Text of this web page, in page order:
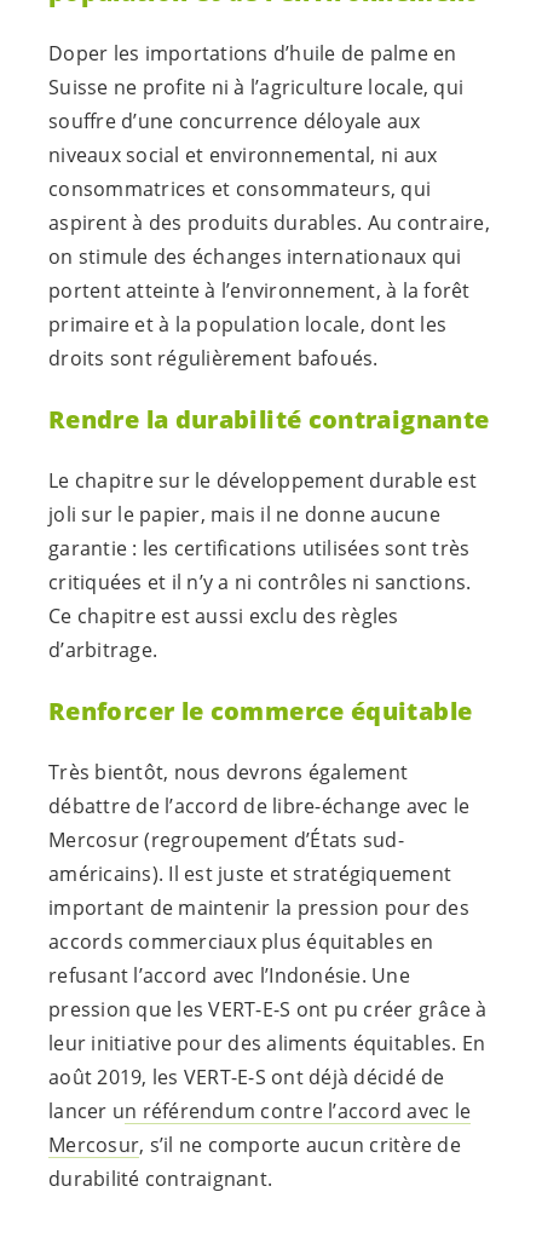
Doper les importations d’huile de palme en
Suisse ne profite ni à l’agriculture locale, qui
souffre d’une concurrence déloyale aux
niveaux social et environnemental, ni aux
consommatrices et consommateurs, qui
aspirent à des produits durables. Au contraire,
on stimule des échanges internationaux qui
portent atteinte à l’environnement, à la forêt
primaire et à la population locale, dont les
droits sont régulièrement bafoués.
Rendre la durabilité contraignante
Le chapitre sur le développement durable est
joli sur le papier, mais il ne donne aucune
garantie : les certifications utilisées sont très
critiquées et il n’y a ni contrôles ni sanctions.
Ce chapitre est aussi exclu des règles
d’arbitrage.
Renforcer le commerce équitable
Très bientôt, nous devrons également
débattre de l’accord de libre-échange avec le
Mercosur (regroupement d’États sud-
américains). Il est juste et stratégiquement
important de maintenir la pression pour des
accords commerciaux plus équitables en
refusant l’accord avec l’Indonésie. Une
pression que lesVERT-E-S ont pu créer grâce à
leur initiative pour des aliments équitables. En
août 2019, les VERT-E-S ont déjà décidé de
lancer un référendum contre l’accord avec le
Mercosur, s’il ne comporte aucun critère de
durabilité contraignant.